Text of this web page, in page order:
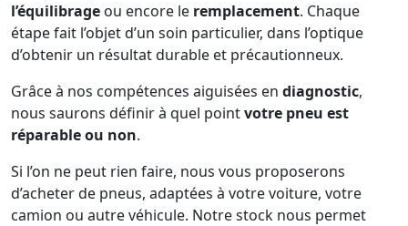
l’équilibrage ou encore le remplacement. Chaque
étape fait l’objet d’un soin particulier, dans l’optique
d’obtenir un résultat durable et précautionneux.
Grâce à nos compétences aiguisées en diagnostic,
nous saurons définir à quel pointvotre pneu est
réparable ou non.
Si l’on ne peut rien faire, nous vous proposerons
d’acheter de pneus, adaptées à votre voiture, votre
camion ou autre véhicule. Notre stock nous permet